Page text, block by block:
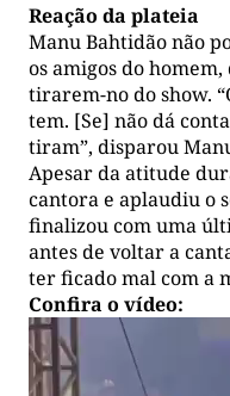
Reação da plateia
Manu Bahtidão não
os amigos do
tirarem-no do show.
tem. [Se] não dá
tiram”, disparou
Apesar da atitude
cantora e aplaudiu o
finalizou com uma
antes de voltar a
ter ficado mal com a
Confira o vídeo:
Tocador
de
vídeo